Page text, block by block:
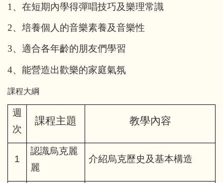
1 、在短期內學得彈唱技巧及樂理常識
2、培養個人的音樂素養及音樂性
3、適合各年齡的朋友們學習
4、能營造出歡樂的家庭氣氛
課程大綱
週
次
課程主題 教學內容
1
認識烏克麗
麗
介紹烏克歷史及基本構造